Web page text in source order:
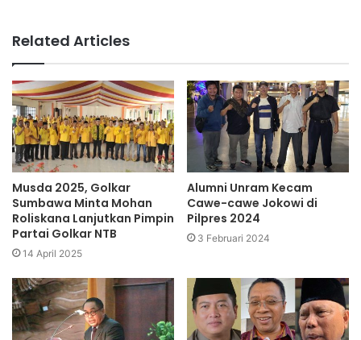
Related Articles
Musda 2025, Golkar
Sumbawa Minta Mohan
Roliskana Lanjutkan Pimpin
Partai Golkar NTB
14 April 2025
Alumni Unram Kecam
Cawe-cawe Jokowi di
Pilpres 2024
3 Februari 2024